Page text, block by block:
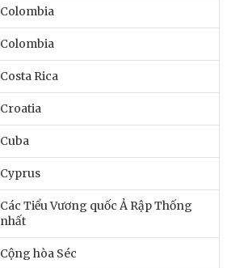
Colombia
Colombia
Costa Rica
Croatia
Cuba
Cyprus
Các Tiểu Vương quốc Ả Rập Thống
nhất
Cộng hòa Séc